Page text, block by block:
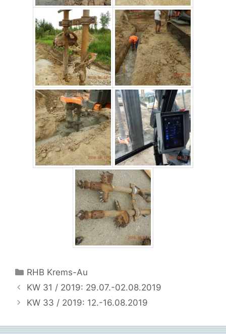
Kategorien
RHB Krems-Au
KW 31 / 2019: 29.07.-02.08.2019
KW 33 / 2019: 12.-16.08.2019